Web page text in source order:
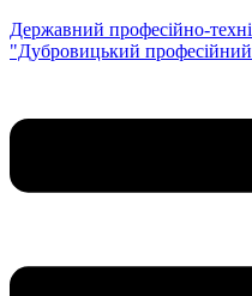
Державний професійно-
"Дубровицький